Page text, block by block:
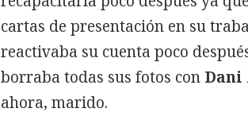
cartas de presentación en su
reactivaba su cuenta poco
borraba todas sus fotos con Dani
ahora, marido.